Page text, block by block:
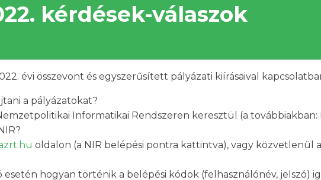
kérdések-válaszok
évi összevont és egyszerűsített pályázati kiírásaival
a pályázatokat?
Informatikai Rendszeren keresztül (a
oldalon (a NIR belépési pontra kattintva), vagy közvetlenül a
hogyan történik a belépési kódok (felhasználónév, jelszó)